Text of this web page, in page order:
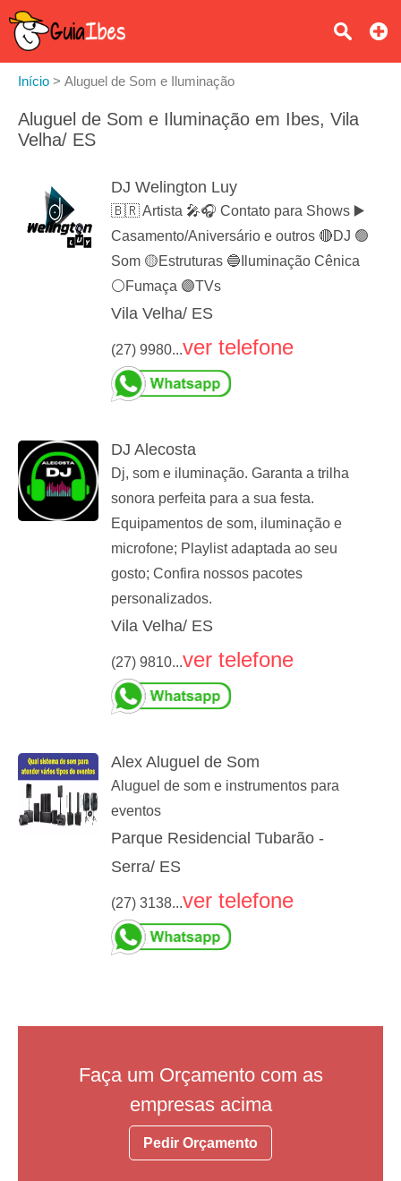
Início > Aluguel de Som e Iluminação
Aluguel de Som e Iluminação em Ibes, Vila
Velha/ ES
DJ Welington Luy
🇧🇷 Artista 🎤🎧 Contato para Shows ▶️
Casamento/Aniversário e outros 🔴DJ 🟢
Som 🟡Estruturas 🔵Iluminação Cênica
⚪️Fumaça 🟣TVs
Vila Velha/ ES
(27) 9980...ver telefone
DJ Alecosta
Dj, som e iluminação. Garanta a trilha
sonora perfeita para a sua festa.
Equipamentos de som, iluminação e
microfone; Playlist adaptada ao seu
gosto; Confira nossos pacotes
personalizados.
Vila Velha/ ES
(27) 9810...ver telefone
Alex Aluguel de Som
Aluguel de som e instrumentos para
eventos
Parque Residencial Tubarão -
Serra/ ES
(27) 3138...ver telefone
Faça um Orçamento com as
empresas acima
Pedir Orçamento